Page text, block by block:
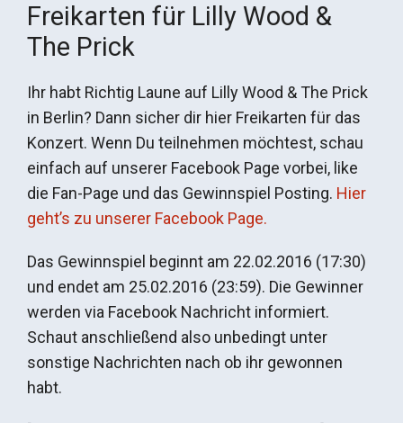
Freikarten für Lilly Wood &
The Prick
Ihr habt Richtig Laune auf Lilly Wood & The Prick
in Berlin? Dann sicher dir hier Freikarten für das
Konzert. Wenn Du teilnehmen möchtest, schau
einfach auf unserer Facebook Page vorbei, like
die Fan-Page und das Gewinnspiel Posting. Hier
geht’s zu unserer Facebook Page.
Das Gewinnspiel beginnt am 22.02.2016 (17:30)
und endet am 25.02.2016 (23:59). Die Gewinner
werden via Facebook Nachricht informiert.
Schaut anschließend also unbedingt unter
sonstige Nachrichten nach ob ihr gewonnen
habt.